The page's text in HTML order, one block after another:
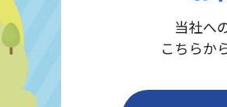
当社へ
こちらか